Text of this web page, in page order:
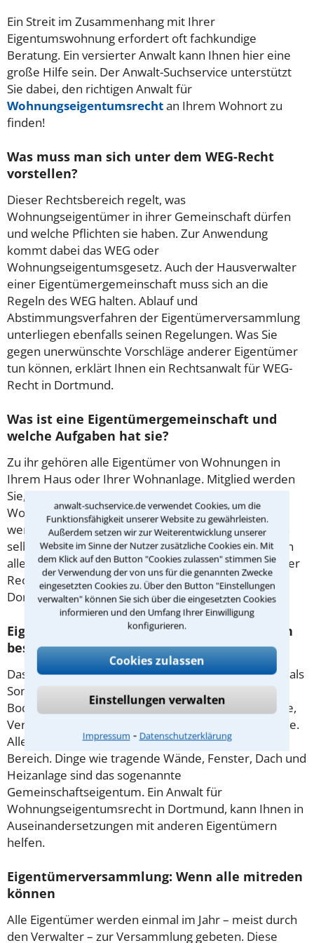
anwalt-suchservice.de verwendet Cookies, um die
Funktionsfähigkeit unserer Website zu gewährleisten.
Außerdem setzen wir zur Weiterentwicklung unserer
Website im Sinne der Nutzer zusätzliche Cookies ein. Mit
dem Klick auf den Button "Cookies zulassen" stimmen Sie
der Verwendung der von uns für die genannten Zwecke
eingesetzten Cookies zu. Über den Button "Einstellungen
verwalten" können Sie sich über die eingesetzten Cookies
informieren und den Umfang Ihrer Einwilligung
konfigurieren.
Cookies zulassen
Einstellungen verwalten
Impressum ⁃ Datenschutzerklärung
Ein Streit im Zusammenhang mit Ihrer
Eigentumswohnung erfordert oft fachkundige
Beratung. Ein versierter Anwalt kann Ihnen hier eine
große Hilfe sein. Der Anwalt-Suchservice unterstützt
Sie dabei, den richtigen Anwalt für
Wohnungseigentumsrechtan Ihrem Wohnort zu
finden!
Was muss man sich unter dem WEG-Recht
vorstellen?
Dieser Rechtsbereich regelt, was
Wohnungseigentümer in ihrer Gemeinschaft dürfen
und welche Pflichten sie haben. Zur Anwendung
kommt dabei das WEG oder
Wohnungseigentumsgesetz. Auch der Hausverwalter
einer Eigentümergemeinschaft muss sich an die
Regeln des WEG halten. Ablauf und
Abstimmungsverfahren der Eigentümerversammlung
unterliegen ebenfalls seinen Regelungen. Was Sie
gegen unerwünschte Vorschläge anderer Eigentümer
tun können, erklärt Ihnen ein Rechtsanwalt für WEG-
Recht in Dortmund.
Was ist eine Eigentümergemeinschaft und
welche Aufgaben hat sie?
Zu ihr gehören alle Eigentümer von Wohnungen in
Ihrem Haus oder Ihrer Wohnanlage. Mitglied werden
Sie, sobald Sie eine Wohnung in einer Eigentums-
Wohnanlage kaufen. Durch den Wohnungskauf
werden Sie anteilig auch Miteigentümer des Hauses
selbst. Alles, was das Haus betrifft, muss deshalb von
allen gemeinsam entschieden werden. Ein erfahrener
Rechtsanwalt für Wohnungseigentumsrecht in
Dortmund kann Sie im Streitfall beraten.
Eigentumswohnung: Worüber kann ich allein
bestimmen?
Das Eigentum an der einzelnen Wohnung wird auch als
Sondereigentum bezeichnet. Dazu gehören
Bodenbeläge, Tapeten, Türen, nicht tragende Wände,
Versorgungsleitungen in der Wohnung und die Küche.
Allein bestimmen dürfen Eigentümer nur in diesem
Bereich. Dinge wie tragende Wände, Fenster, Dach und
Heizanlage sind das sogenannte
Gemeinschaftseigentum. Ein Anwalt für
Wohnungseigentumsrecht in Dortmund, kann Ihnen in
Auseinandersetzungen mit anderen Eigentümern
helfen.
Eigentümerversammlung: Wenn alle mitreden
können
Alle Eigentümer werden einmal im Jahr – meist durch
den Verwalter – zur Versammlung gebeten. Diese